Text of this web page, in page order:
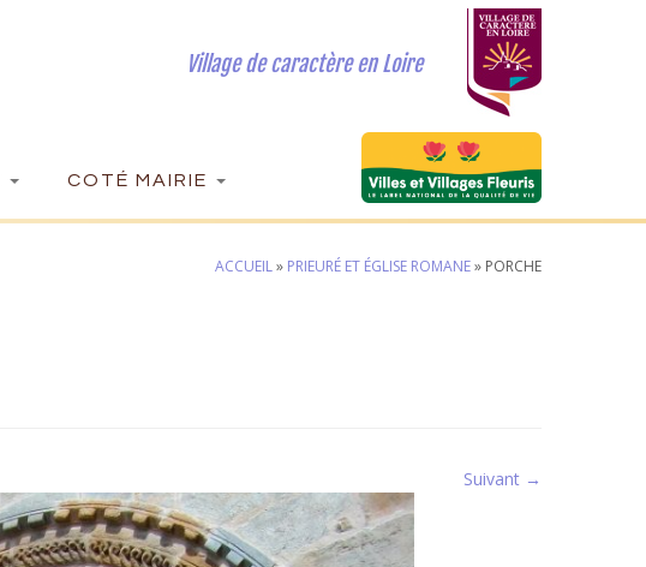
Village de caractère en Loire
COTÉ MAIRIE
ACCUEIL» PRIEURÉ ET ÉGLISE ROMANE» PORCHE
Suivant →